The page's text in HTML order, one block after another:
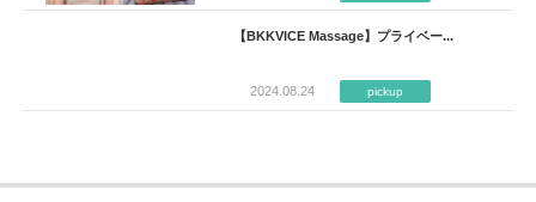
【BKKVICE Massage】プライベー...
2024.08.24 pickup